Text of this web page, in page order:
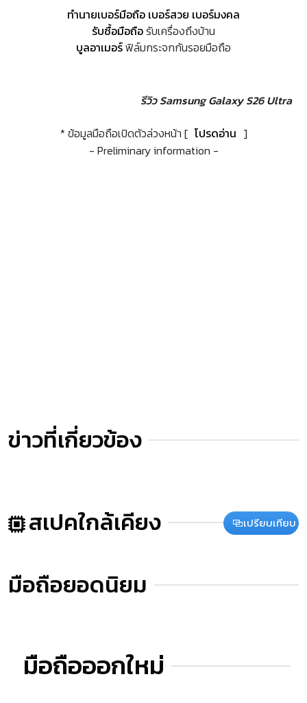
ทำนายเบอร์มือถือ เบอร์สวย เบอร์มงคล
รับซื้อมือถือรับเครื่องถึงบ้าน
บูลอาเมอร์ฟิล์มกระจกกันรอยมือถือ
รีวิว Samsung Galaxy S26 Ultra
* ข้อมูลมือถือเปิดตัวล่วงหน้า [ โปรดอ่าน ]
- Preliminary information -
ข่าวที่เกี่ยวข้อง
สเปคใกล้เคียง เปรียบเทียบ
มือถือยอดนิยม
มือถือออกใหม่